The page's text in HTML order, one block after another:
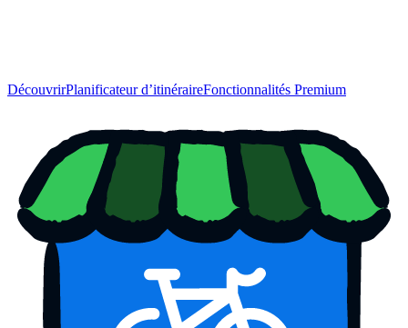
DécouvrirPlanificateur d’itinéraireFonctionnalités Premium